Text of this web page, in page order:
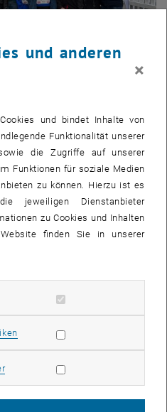
IET beim 42. Vienna
bereits zum dritten Mal in
IET beim 42. Vienna City
und anderen
×
und bindet Inhalte von
Funktionalität unserer
die Zugriffe auf unserer
Funktionen für soziale Medien
zu können. Hierzu ist es
jeweiligen Dienstanbieter
zu Cookies und Inhalten
finden Sie in unserer
Cookies zulassen
Statistik Cookies zulassen
Marketing Cookies zulassen